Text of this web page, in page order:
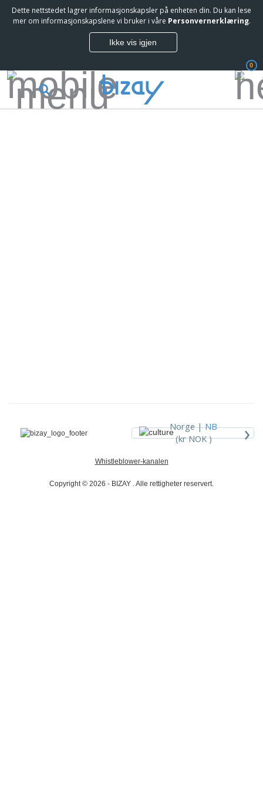
Dette nettstedet lagrer informasjonskapsler på enheten din. Du kan lese
mer om informasjonskapslene vi bruker i våre Personvernerklæring.
Ikke vis igjen
0
Norge |NB
(kr NOK )
›
Whistleblower-kanalen
Copyright © 2026 - BIZAY . Alle rettigheter reservert.